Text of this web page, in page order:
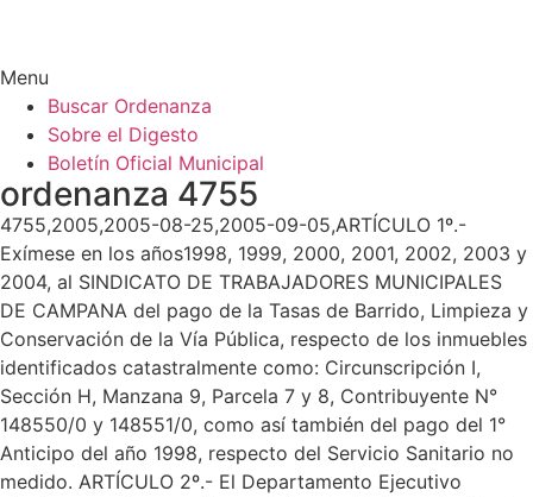
Menu
Buscar Ordenanza
Sobre el Digesto
Boletín Oficial Municipal
ordenanza 4755
4755,2005,2005-08-25,2005-09-05,ARTÍCULO 1º.-
Exímese en los años1998, 1999, 2000, 2001, 2002, 2003 y
2004, al SINDICATO DE TRABAJADORES MUNICIPALES
DE CAMPANA del pago de la Tasas de Barrido, Limpieza y
Conservación de la Vía Pública, respecto de los inmuebles
identificados catastralmente como: Circunscripción I,
Sección H, Manzana 9, Parcela 7 y 8, Contribuyente N°
148550/0 y 148551/0, como así también del pago del 1°
Anticipo del año 1998, respecto del Servicio Sanitario no
medido. ARTÍCULO 2º.- El Departamento Ejecutivo